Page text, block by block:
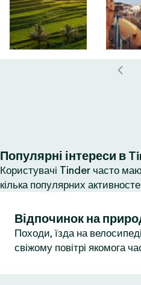
Популярні інтереси в
Користувачі Tinder часто
кілька популярних
Відпочинок на
Походи, їзда на
свіжому повітрі якомога